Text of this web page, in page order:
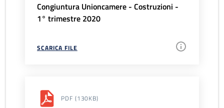
Congiuntura Unioncamere - Costruzioni -
1° trimestre 2020
SCARICA FILE
PDF (130KB)